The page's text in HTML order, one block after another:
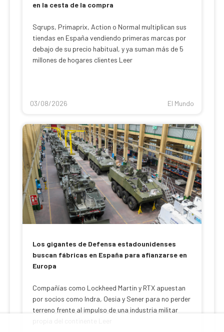
en la cesta de la compra
Sqrups, Primaprix, Action o Normal multiplican sus
tiendas en España vendiendo primeras marcas por
debajo de su precio habitual, y ya suman más de 5
millones de hogares clientes Leer
03/08/2026 El Mundo
Los gigantes de Defensa estadounidenses
buscan fábricas en España para afianzarse en
Europa
Compañías como Lockheed Martin y RTX apuestan
por socios como Indra, Oesia y Sener para no perder
terreno frente al impulso de una industria militar